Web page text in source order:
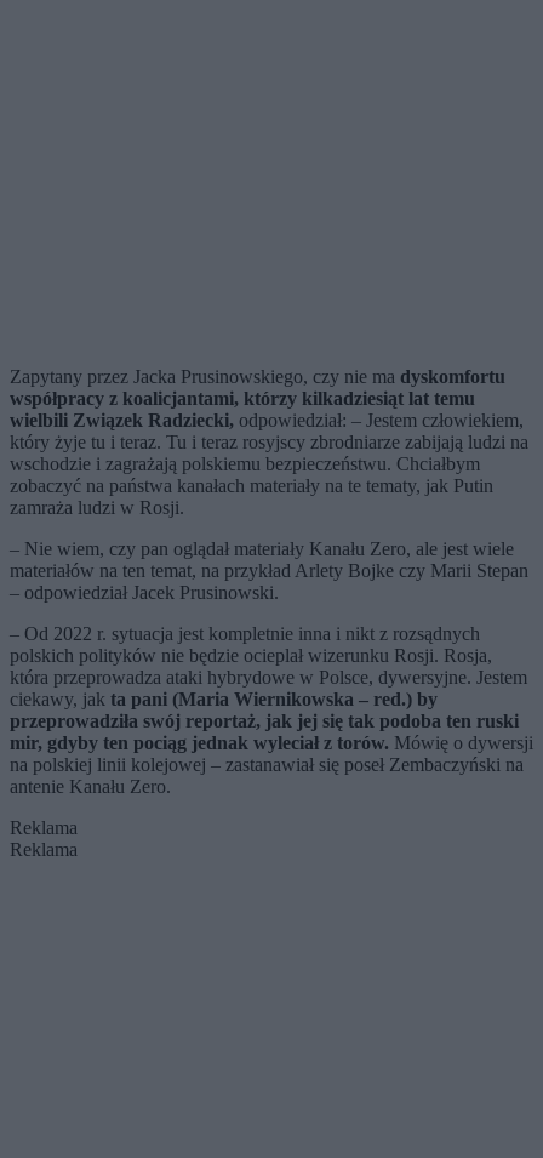
Zapytany przez Jacka Prusinowskiego, czy nie ma dyskomfortu
współpracy z koalicjantami, którzy kilkadziesiąt lat temu
wielbili Związek Radziecki, odpowiedział: – Jestem człowiekiem,
który żyje tu i teraz. Tu i teraz rosyjscy zbrodniarze zabijają ludzi na
wschodzie i zagrażają polskiemu bezpieczeństwu. Chciałbym
zobaczyć na państwa kanałach materiały na te tematy, jak Putin
zamraża ludzi w Rosji.
– Nie wiem, czy pan oglądał materiały Kanału Zero, ale jest wiele
materiałów na ten temat, na przykład Arlety Bojke czy Marii Stepan
– odpowiedział Jacek Prusinowski.
– Od 2022 r. sytuacja jest kompletnie inna i nikt z rozsądnych
polskich polityków nie będzie ocieplał wizerunku Rosji. Rosja,
która przeprowadza ataki hybrydowe w Polsce, dywersyjne. Jestem
ciekawy, jak ta pani (Maria Wiernikowska – red.) by
przeprowadziła swój reportaż, jak jej się tak podoba ten ruski
mir, gdyby ten pociąg jednak wyleciał z torów. Mówię o dywersji
na polskiej linii kolejowej – zastanawiał się poseł Zembaczyński na
antenie Kanału Zero.
Reklama
Reklama